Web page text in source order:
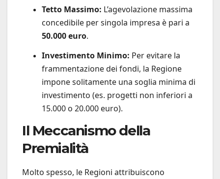
Tetto Massimo: L’agevolazione massima
concedibile per singola impresa è pari a
50.000 euro.
Investimento Minimo: Per evitare la
frammentazione dei fondi, la Regione
impone solitamente una soglia minima di
investimento (es. progetti non inferiori a
15.000 o 20.000 euro).
Il Meccanismo della
Premialità
Molto spesso, le Regioni attribuiscono